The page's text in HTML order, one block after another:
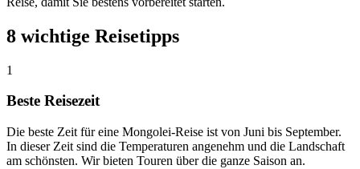
8 wichtige Reisetipps
1
Beste Reisezeit
Die beste Zeit für eine Mongolei-Reise ist von Juni bis September.
In dieser Zeit sind die Temperaturen angenehm und die Landschaft
am schönsten. Wir bieten Touren über die ganze Saison an.